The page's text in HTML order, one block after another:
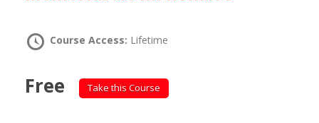
Course Access: Lifetime
Free Take this Course